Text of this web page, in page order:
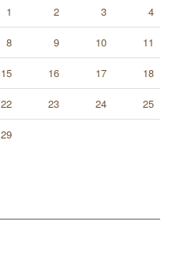
1 2 3 4
8 9 10 11
15 16 17 18
22 23 24 25
29